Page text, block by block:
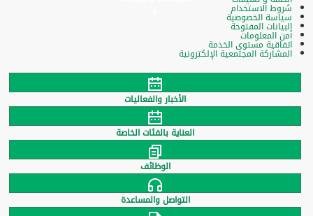
شروط الاستخدام
سياسة الخصوصية
البيانات المفتوحة
أمن المعلومات
اتفاقية مستوى الخدمة
المشاركة المجتمعية الإلكترونية
الأخبار والفعاليات
العناية بالفئات الخاصة
الوظائف
التواصل والمساعدة